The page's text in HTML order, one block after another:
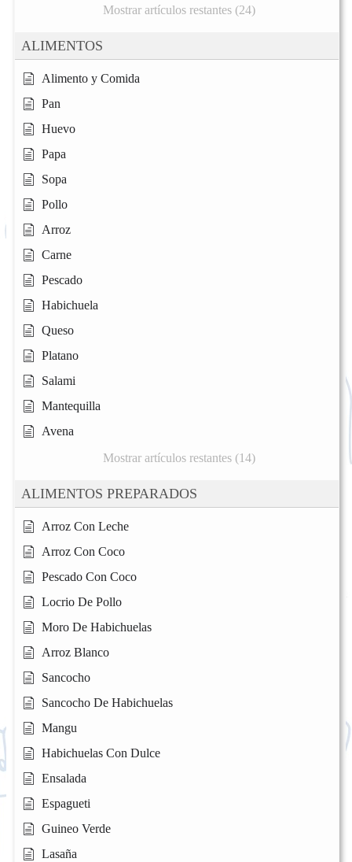
Mostrar artículos restantes (24)
ALIMENTOS
Alimento y Comida
Pan
Huevo
Papa
Sopa
Pollo
Arroz
Carne
Pescado
Habichuela
Queso
Platano
Salami
Mantequilla
Avena
Mostrar artículos restantes (14)
ALIMENTOS PREPARADOS
Arroz Con Leche
Arroz Con Coco
Pescado Con Coco
Locrio De Pollo
Moro De Habichuelas
Arroz Blanco
Sancocho
Sancocho De Habichuelas
Mangu
Habichuelas Con Dulce
Ensalada
Espagueti
Guineo Verde
Lasaña